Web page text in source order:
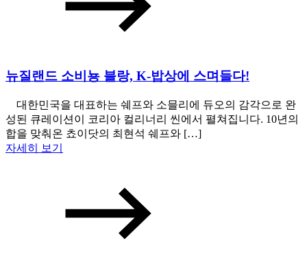
뉴질랜드 소비뇽 블랑, K-밥상에 스며들다!
대한민국을 대표하는 쉐프와 소믈리에 듀오의 감각으로 완
성된 큐레이션이 코리아 컬리너리 씬에서 펼쳐집니다. 10년의
합을 맞춰온 쵸이닷의 최현석 쉐프와 […]
자세히 보기